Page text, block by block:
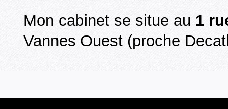
Mon cabinet se situe au 1
Vannes Ouest (proche